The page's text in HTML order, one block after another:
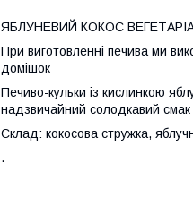
ЯБЛУНЕВИЙ КОКОС
При виготовленні печива ми
домішок
Печиво-кульки із кислинкою
надзвичайний солодкавий смак
Склад: кокосова стружка,
.